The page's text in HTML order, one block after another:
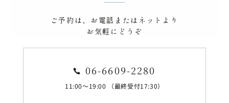
ご予約は、お電話またはネットより
お気軽にどうぞ
11:00～19:00 （最終受付17:30）
 06-6609-2280